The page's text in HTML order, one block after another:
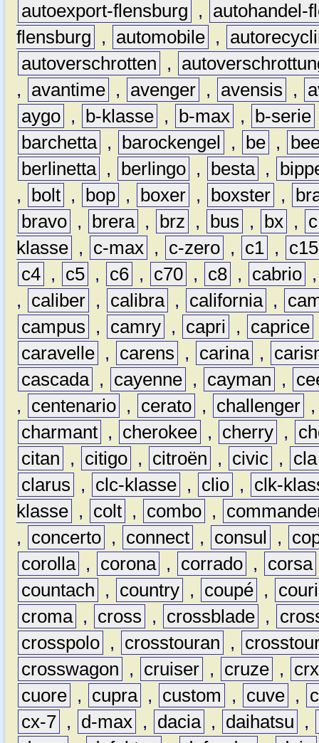
autoexport-flensburg
,
autohandel-
flensburg
, automobile ,
autoverschrotten
,
,
avantime , avenger , avensis ,
aygo , b-klasse , b-max , b-serie
barchetta , barockengel , be ,
berlinetta , berlingo , besta ,
,
bolt , bop , boxer , boxster ,
bravo , brera , brz , bus , bx ,
c
klasse , c-max , c-zero , c1 ,
c15
c4 , c5 , c6 , c70 , c8 , cabrio
,
caliber , calibra , california ,
campus
, camry , capri , caprice
caravelle , carens , carina ,
cascada , cayenne , cayman ,
,
centenario , cerato , challenger
charmant , cherokee , cherry ,
citan
, citigo , citroën , civic ,
cla
clarus
, clc-klasse , clio ,
clk-
klasse , colt , combo ,
,
concerto , connect , consul ,
corolla , corona , corrado , corsa
countach
, country , coupé ,
croma , cross , crossblade ,
crosspolo , crosstouran ,
crosswagon
, cruiser , cruze ,
crx
cuore , cupra , custom , cuve ,
cx-7 , d-max , dacia , daihatsu
,